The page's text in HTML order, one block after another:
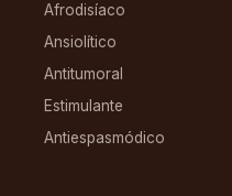
Afrodisíaco
Ansiolítico
Antitumoral
Estimulante
Antiespasmódico